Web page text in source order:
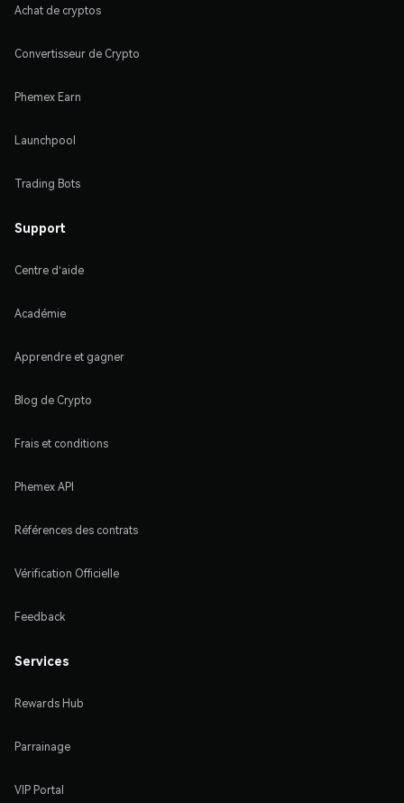
Achat de cryptos
Convertisseur de Crypto
Phemex Earn
Launchpool
Trading Bots
Support
Centre d'aide
Académie
Apprendre et gagner
Blog de Crypto
Frais et conditions
Phemex API
Références des contrats
Vérification Officielle
Feedback
Services
Rewards Hub
Parrainage
VIP Portal